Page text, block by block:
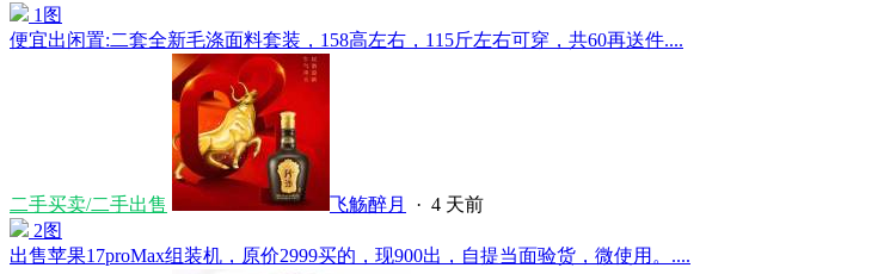
1图
便宜出闲置:二套全新毛涤面料套装，158高左右，115斤左右可穿，共60再送件....
二手买卖/二手出售 飞觞醉月 · 4 天前
2图
出售苹果17proMax组装机，原价2999买的，现900出，自提当面验货，微使用。....